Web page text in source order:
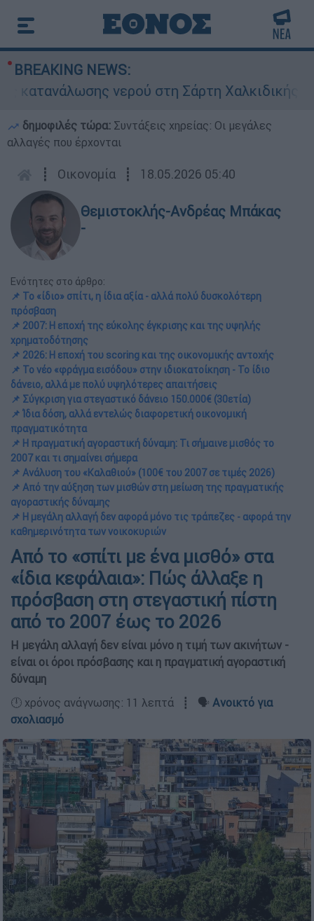
BREAKING NEWS:
νερού στη Σάρτη Χαλκιδικής - Ζητούν να
δημοφιλές τώρα: Συντάξεις χηρείας: Οι μεγάλες
αλλαγές που έρχονται
┋ Οικονομία ┋ 18.05.2026 05:40
Θεμιστοκλής-Ανδρέας Μπάκας
-
Ενότητες στο άρθρο:
📌 Το «ίδιο» σπίτι, η ίδια αξία - αλλά πολύ δυσκολότερη
πρόσβαση
📌 2007: Η εποχή της εύκολης έγκρισης και της υψηλής
χρηματοδότησης
📌 2026: Η εποχή του scoring και της οικονομικής αντοχής
📌 Το νέο «φράγμα εισόδου» στην ιδιοκατοίκηση - Το ίδιο
δάνειο, αλλά με πολύ υψηλότερες απαιτήσεις
📌 Σύγκριση για στεγαστικό δάνειο 150.000€ (30ετία)
📌 Ίδια δόση, αλλά εντελώς διαφορετική οικονομική
πραγματικότητα
📌 Η πραγματική αγοραστική δύναμη: Τι σήμαινε μισθός το
2007 και τι σημαίνει σήμερα
📌 Ανάλυση του «Καλαθιού» (100€ του 2007 σε τιμές 2026)
📌 Από την αύξηση των μισθών στη μείωση της πραγματικής
αγοραστικής δύναμης
📌 Η μεγάλη αλλαγή δεν αφορά μόνο τις τράπεζες - αφορά την
καθημερινότητα των νοικοκυριών
Από το «σπίτι με ένα μισθό» στα
«ίδια κεφάλαια»: Πώς άλλαξε η
πρόσβαση στη στεγαστική πίστη
από το 2007 έως το 2026
Η μεγάλη αλλαγή δεν είναι μόνο η τιμή των ακινήτων -
είναι οι όροι πρόσβασης και η πραγματική αγοραστική
δύναμη
🕛 χρόνος ανάγνωσης: 11 λεπτά ┋ 🗣️ Ανοικτό για
σχολιασμό